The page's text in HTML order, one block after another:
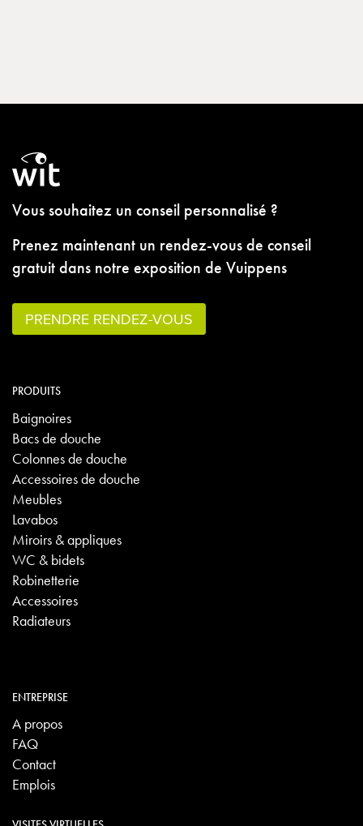
Vous souhaitez un conseil personnalisé ?
Prenez maintenant un rendez-vous de conseil
gratuit dans notre exposition de Vuippens
PRENDRE RENDEZ-VOUS
PRODUITS
Baignoires
Bacs de douche
Colonnes de douche
Accessoires de douche
Meubles
Lavabos
Miroirs & appliques
WC & bidets
Robinetterie
Accessoires
Radiateurs
ENTREPRISE
A propos
FAQ
Contact
Emplois